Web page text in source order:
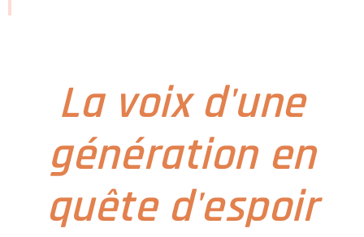
La voix d'une
génération en
quête d'espoir